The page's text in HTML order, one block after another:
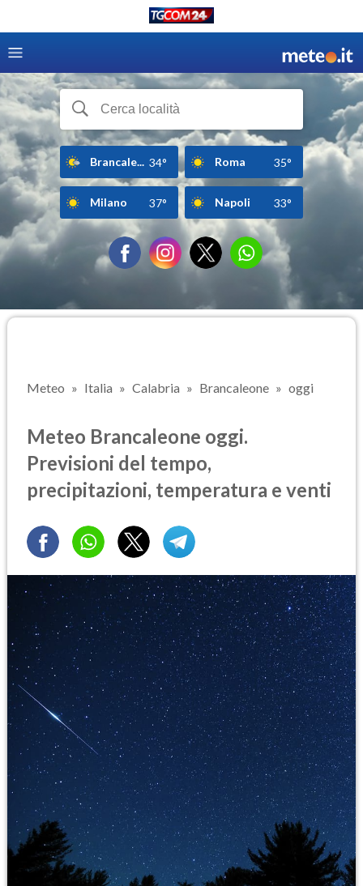
Brancale... 34° Roma 35°
Milano 37° Napoli 33°
Meteo Italia Calabria Brancaleone oggi
Meteo Brancaleone oggi.
Previsioni del tempo,
precipitazioni, temperatura e venti